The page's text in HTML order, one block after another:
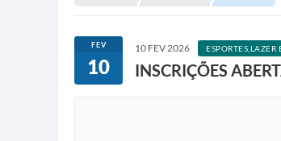
FEV
10
10 FEV 2026 ESPORTES,LAZER
INSCRIÇÕES